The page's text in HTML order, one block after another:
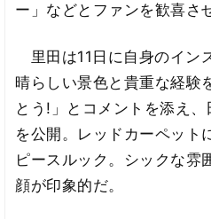
ー」などとファンを歓喜さ
里田は11日に自身のイン
晴らしい景色と貴重な経験
とう!」とコメントを添え
を公開。レッドカーペット
ピースルック。シックな雰
顔が印象的だ。